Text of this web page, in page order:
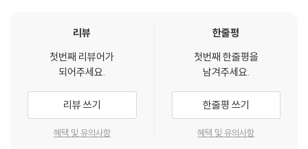
리뷰
첫번째 리뷰어가
되어주세요.
리뷰 쓰기
혜택 및 유의사항
한줄평
첫번째 한줄평을
남겨주세요.
한줄평 쓰기
혜택 및 유의사항